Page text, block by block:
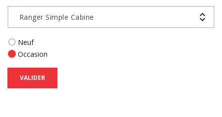
Ranger Simple Cabine
Neuf
Occasion
VALIDER